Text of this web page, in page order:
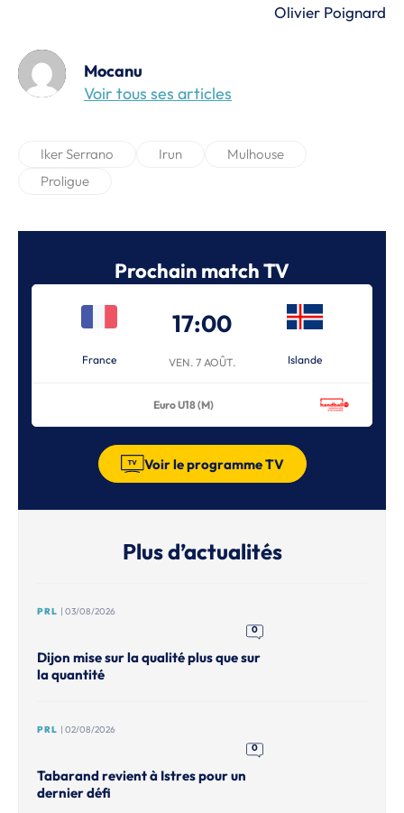
Olivier Poignard
Mocanu
Voir tous ses articles
Iker Serrano Irun
Mulhouse
Proligue
Prochain match TV
France
17:00
VEN. 7 AOÛT. Islande
Euro U18 (M)
Voir le programme TV
Plus d’actualités
PRL | 03/08/2026
0
Dijon mise sur la qualité plus que sur
la quantité
PRL | 02/08/2026
0
Tabarand revient à Istres pour un
dernier défi